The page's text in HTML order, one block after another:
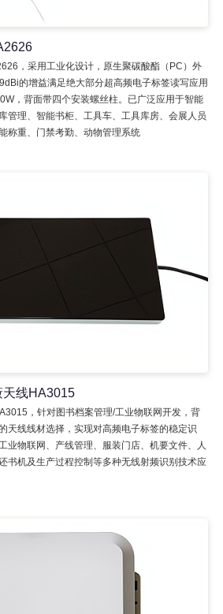
，采用工业化设计，原生聚碳酸酯（PC）外
的增益满足绝大部分超高频电子标签读写应用
，背面带四个安装螺丝柱。已广泛应用于智能
管理、智能书柜、工具车、工具库房、会展人员
称重、门禁考勤、动物管理系统
天线HA3015
，针对图书档案管理/工业物联网开发，背
天线线材选择，实现对高频电子标签的稳定识
业物联网、产线管理、服装门店、机要文件、人
书机及生产过程控制等多种无线射频识别技术应